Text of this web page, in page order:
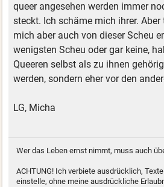
queer angesehen werden immer
steckt. Ich schäme mich ihrer.
mich aber auch von dieser Scheu
wenigsten Scheu oder gar keine,
Queeren selbst als zu ihnen
werden, sondern eher vor den
LG, Micha
Wer das Leben ernst nimmt, muss auch
ACHTUNG! Ich verbiete ausdrücklich,
einstelle, ohne meine ausdrückliche